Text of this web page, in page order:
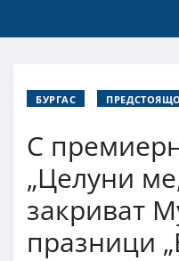
БУРГАС ПРЕДСТОЯЩО
С
„Целуни
закриват
празници